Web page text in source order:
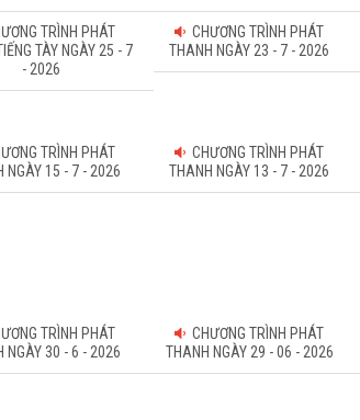
TRÌNH PHÁT
TÀY NGÀY 25 - 7
- 2026
CHƯƠNG TRÌNH PHÁT
THANH NGÀY 23 - 7 - 2026
TRÌNH PHÁT
NGÀY 15 - 7 - 2026
CHƯƠNG TRÌNH PHÁT
THANH NGÀY 13 - 7 - 2026
TRÌNH PHÁT
NGÀY 30 - 6 - 2026
CHƯƠNG TRÌNH PHÁT
THANH NGÀY 29 - 06 - 2026